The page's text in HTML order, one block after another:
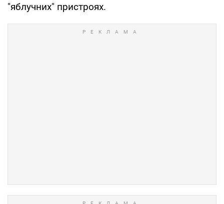
"яблучних" пристроях.